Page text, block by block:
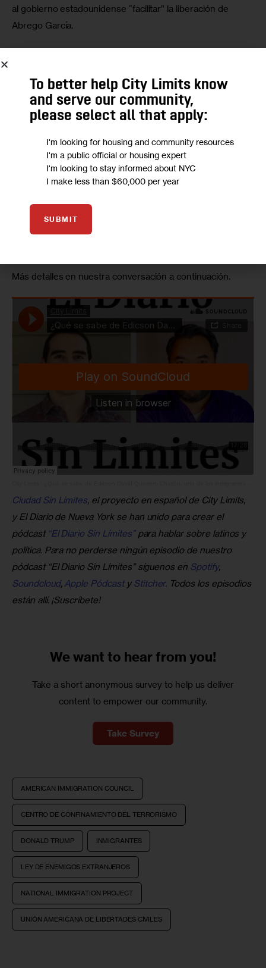
al gobierno estadounidense “facilitar” la liberación de
Abrego García.
Center for Constitutional Rights presentó una petición de
hábeas corpus —que es un procedimiento judicial
interpuesto por personas que alegan estar siendo
detenidas ilegalmente por el gobierno— para
David Quintero Chacón, un inmigrante venzolano en el
abogados detrás de su caso,  Stephanie M. Alvarez-Jones,
abogada regional del Sureste del National Immigration
Más detalles en nuestra conversación a continuación.
Ciudad Sin Límites, el proyecto en español de City Limits,
y El Diario de Nueva York se han unido para crear el
pódcast “El Diario Sin Límites” para hablar sobre latinos y
política. Para no perderse ningún episodio de nuestro
pódcast “El Diario Sin Límites” síguenos en Spotify,
Soundcloud, Apple Pódcast y Stitcher. Todos los episodios
están allí. ¡Suscríbete!
We want to hear from you!
Take a short anonymous survey to help us deliver
content to empower our community.
Take Survey
AMERICAN IMMIGRATION COUNCIL
CENTRO DE CONFINAMIENTO DEL TERRORISMO
DONALD TRUMP INMIGRANTES
LEY DE ENEMIGOS EXTRANJEROS
NATIONAL IMMIGRATION PROJECT
UNIÓN AMERICANA DE LIBERTADES CIVILES
To better help City Limits know
and serve our community,
please select all that apply:
I'm looking for housing and community resources
I'm a public official or housing expert
I'm looking to stay informed about NYC
I make less than $60,000 per year
SUBMIT